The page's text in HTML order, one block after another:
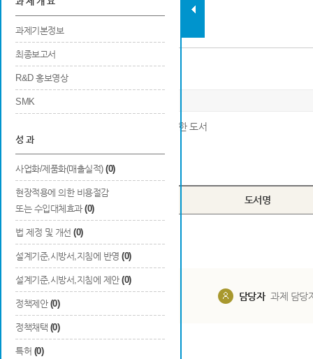
과제현황
과제기본정보
최종보고서
R&D 홍보영상
SMK
성 과
사업화/제품화(매출실적) (0)
현장적용에 의한 비용절감
또는 수입대체효과 (0)
법 제정 및 개선 (0)
설계기준,시방서,지침에 반영 (0)
설계기준,시방서,지침에 제안 (0)
정책제안 (0)
정책채택 (0)
특허 (0)
저술
※ 연구개발결과로 국내외 출판사를 통해 발행한 도서
Total0건
번호 구분 도서명
담당자 과제 담당